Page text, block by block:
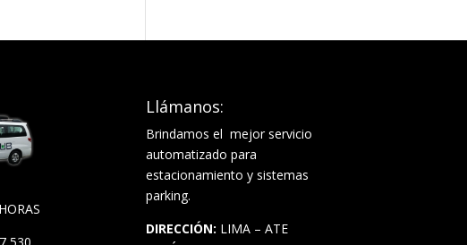
Llámanos:
Brindamos el mejor servicio
automatizado para
estacionamiento y sistemas
parking.
DIRECCIÓN: LIMA – ATE